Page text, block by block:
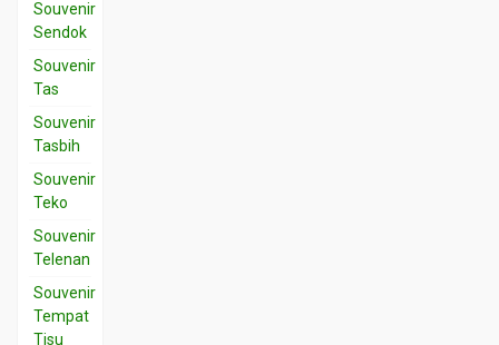
Souvenir
Sendok
Souvenir
Tas
Souvenir
Tasbih
Souvenir
Teko
Souvenir
Telenan
Souvenir
Tempat
Tisu